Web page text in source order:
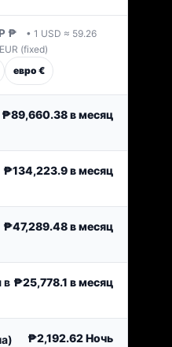
₱
• 1 USD ≈ 59.26
(fixed)
евро €
₱89,660.38в месяц
₱134,223.9в месяц
₱47,289.48в месяц
в ₱25,778.1 в месяц
₱2,192.62Ночь